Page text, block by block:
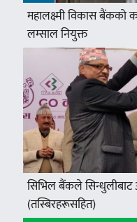
महालक्ष्मी विकास बैंकको
लम्साल नियुक्त
सिभिल बैंकले सिन्धुलीबाट
(तस्बिरहरूसहित)